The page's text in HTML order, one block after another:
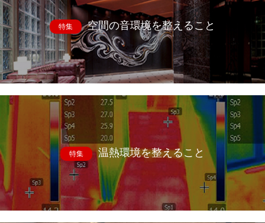
特集 空間の音環境を整えること
特集 温熱環境を整えること